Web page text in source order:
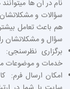
نام در آن ها
سؤالات و
هم باعث تعامل
سؤال و مشکلاتشان
برگزاری
خدمات و موضوعات
امکان ارسال فرم: